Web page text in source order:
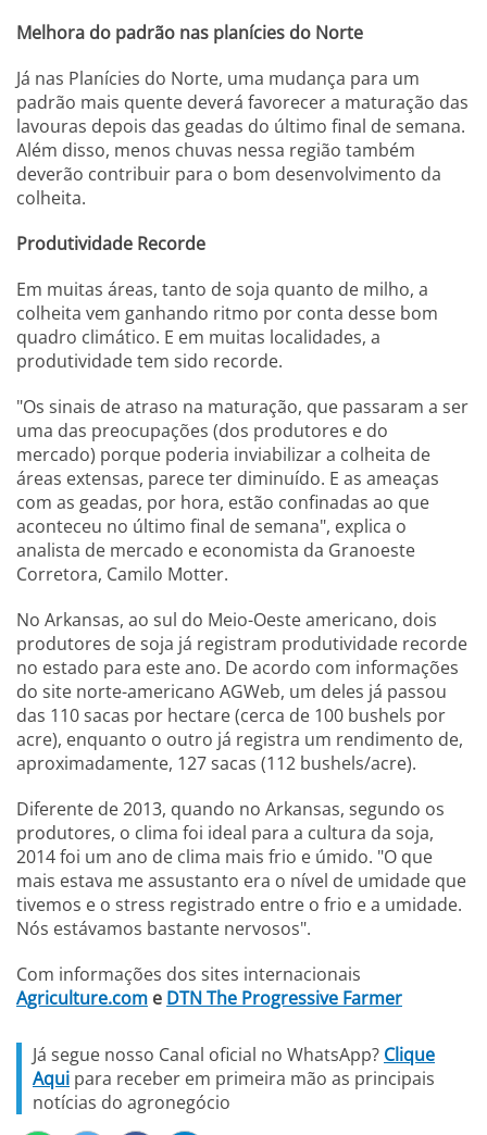
Melhora do padrão nas planícies do Norte
Já nas Planícies do Norte, uma mudança para um
padrão mais quente deverá favorecer a maturação das
lavouras depois das geadas do último final de semana.
Além disso, menos chuvas nessa região também
deverão contribuir para o bom desenvolvimento da
colheita.
Produtividade Recorde
Em muitas áreas, tanto de soja quanto de milho, a
colheita vem ganhando ritmo por conta desse bom
quadro climático. E em muitas localidades, a
produtividade tem sido recorde.
"Os sinais de atraso na maturação, que passaram a ser
uma das preocupações (dos produtores e do
mercado) porque poderia inviabilizar a colheita de
áreas extensas, parece ter diminuído. E as ameaças
com as geadas, por hora, estão confinadas ao que
aconteceu no último final de semana", explica o
analista de mercado e economista da Granoeste
Corretora, Camilo Motter.
No Arkansas, ao sul do Meio-Oeste americano, dois
produtores de soja já registram produtividade recorde
no estado para este ano. De acordo com informações
do site norte-americano AGWeb, um deles já passou
das 110 sacas por hectare (cerca de 100 bushels por
acre), enquanto o outro já registra um rendimento de,
aproximadamente, 127 sacas (112 bushels/acre).
Diferente de 2013, quando no Arkansas, segundo os
produtores, o clima foi ideal para a cultura da soja,
2014 foi um ano de clima mais frio e úmido. "O que
mais estava me assustanto era o nível de umidade que
tivemos e o stress registrado entre o frio e a umidade.
Nós estávamos bastante nervosos".
Com informações dos sites internacionais
Agriculture.com e DTN The Progressive Farmer
Já segue nosso Canal oficial no WhatsApp? Clique
Aqui para receber em primeira mão as principais
notícias do agronegócio